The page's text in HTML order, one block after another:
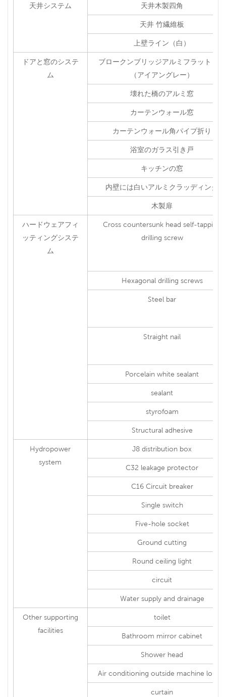
天井システム 天井木製四角
天井 竹繊維板
上壁ライン（白）
ドアと窓のシステ
ム
ブロークンブリッジアルミフラットドア
（アイアングレー）
壊れた橋のアルミ窓
カーテンウォール窓
カーテンウォール角パイプ折り
浴室のガラス引き戸
キッチンの窓
内壁には白いアルミクラッディング
木製扉
ハードウェアフィ
ッティングシステ
ム
Cross countersunk head self-tapping
drilling screw
Hexagonal drilling screws
Steel bar
Straight nail
Porcelain white sealant
sealant
styrofoam
Structural adhesive
Hydropower
system
J8 distribution box
C32 leakage protector
C16 Circuit breaker
Single switch
Five-hole socket
Ground cutting
Round ceiling light
circuit
Water supply and drainage
Other supporting
facilities
toilet
Bathroom mirror cabinet
Shower head
Air conditioning outside machine louver
curtain